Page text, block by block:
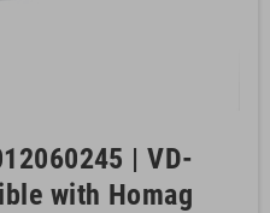
| VD-
with Homag